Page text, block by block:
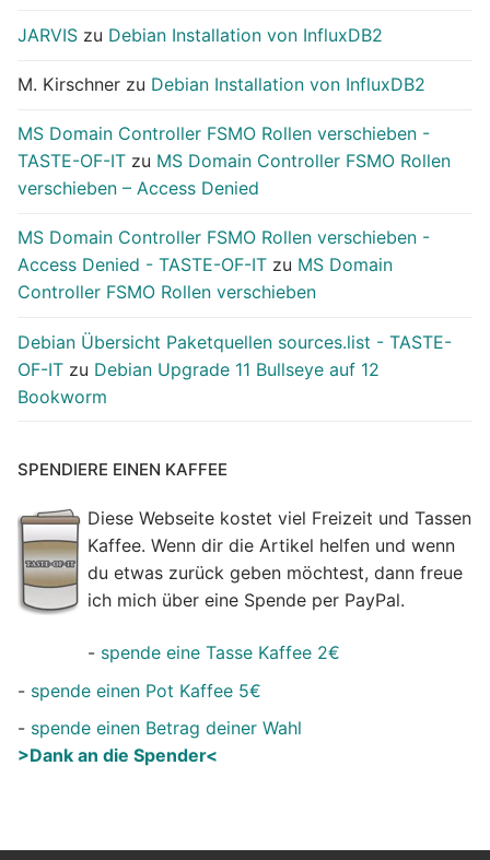
JARVIS zu Debian Installation von InfluxDB2
M. Kirschner zu Debian Installation von InfluxDB2
MS Domain Controller FSMO Rollen verschieben -
TASTE-OF-IT zu MS Domain Controller FSMO Rollen
verschieben – Access Denied
MS Domain Controller FSMO Rollen verschieben -
Access Denied - TASTE-OF-IT zu MS Domain
Controller FSMO Rollen verschieben
Debian Übersicht Paketquellen sources.list - TASTE-
OF-IT zu Debian Upgrade 11 Bullseye auf 12
Bookworm
SPENDIERE EINEN KAFFEE
Diese Webseite kostet viel Freizeit und Tassen
Kaffee. Wenn dir die Artikel helfen und wenn
du etwas zurück geben möchtest, dann freue
ich mich über eine Spende per PayPal.
- spende eine Tasse Kaffee 2€
- spende einen Pot Kaffee 5€
- spende einen Betrag deiner Wahl
>Dank an die Spender<